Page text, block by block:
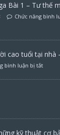
Bài 1 – Tư thế
Chức năng bình
cao tuổi tại nhà
bình luận bị tắt
kỹ thuật cơ